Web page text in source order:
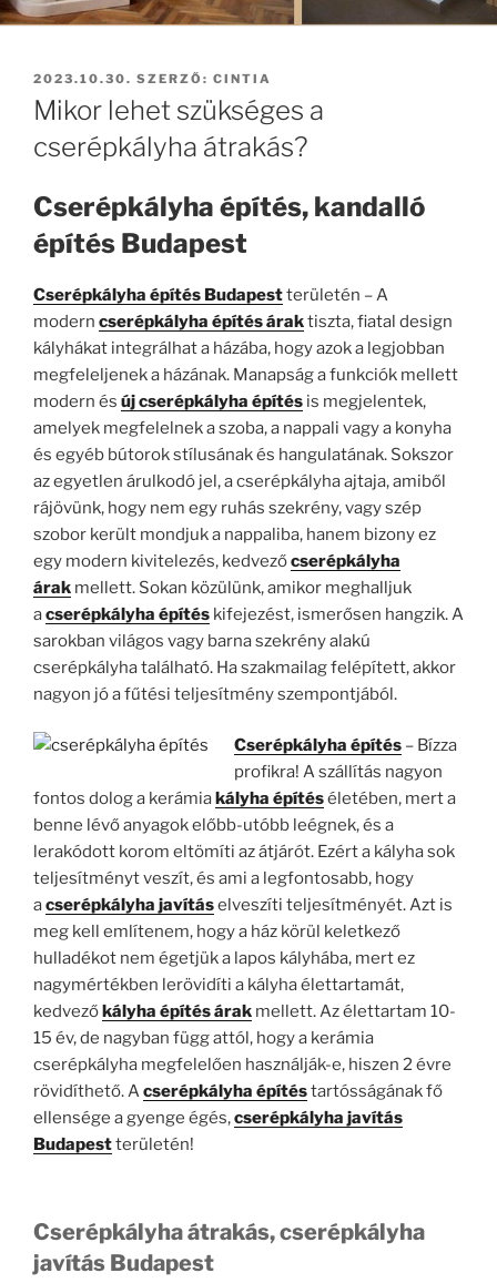
BEKÜLDVE:
2023.10.30. SZERZŐ: CINTIA
Mikor lehet szükséges a
cserépkályha átrakás?
Cserépkályha építés, kandalló
építés Budapest
Cserépkályha építés Budapestterületén – A
modern cserépkályha építés áraktiszta, fiatal design
kályhákat integrálhat a házába, hogy azok a legjobban
megfeleljenek a házának. Manapság a funkciók mellett
modern és új cserépkályha építés is megjelentek,
amelyek megfelelnek a szoba, a nappali vagy a konyha
és egyéb bútorok stílusának és hangulatának. Sokszor
az egyetlen árulkodó jel, a cserépkályha ajtaja, amiből
rájövünk, hogy nem egy ruhás szekrény, vagy szép
szobor került mondjuk a nappaliba, hanem bizony ez
egy modern kivitelezés, kedvezőcserépkályha
árak mellett. Sokan közülünk, amikor meghalljuk
acserépkályha építés kifejezést, ismerősen hangzik. A
sarokban világos vagy barna szekrény alakú
cserépkályha található. Ha szakmailag felépített, akkor
nagyon jó a fűtési teljesítmény szempontjából.
Cserépkályha építés – Bízza
profikra! A szállítás nagyon
fontos dolog a kerámiakályha építéséletében, mert a
benne lévő anyagok előbb-utóbb leégnek, és a
lerakódott korom eltömíti az átjárót. Ezért a kályha sok
teljesítményt veszít, és ami a legfontosabb, hogy
acserépkályha javításelveszíti teljesítményét. Azt is
meg kell említenem, hogy a ház körül keletkező
hulladékot nem égetjük a lapos kályhába, mert ez
nagymértékben lerövidíti a kályha élettartamát,
kedvezőkályha építés árak mellett. Az élettartam 10-
15 év, de nagyban függ attól, hogy a kerámia
cserépkályha megfelelően használják-e, hiszen 2 évre
rövidíthető. Acserépkályha építéstartósságának fő
ellensége a gyenge égés,cserépkályha javítás
Budapestterületén!
Cserépkályha átrakás, cserépkályha
javítás Budapest